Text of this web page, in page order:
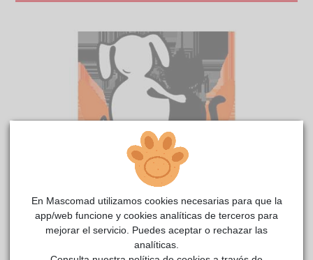
Nurreside actualmente en el centro de acogida
RIVAnimal.
En Mascomad utilizamos cookies necesarias para que la
app/web funcione y cookies analíticas de terceros para
mejorar el servicio. Puedes aceptar o rechazar las
analíticas.